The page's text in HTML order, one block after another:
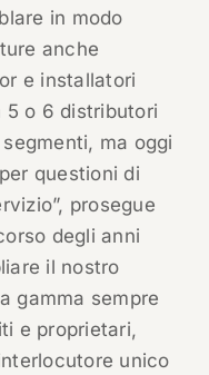
in modo
anche
e installatori
o 6 distributori
ma oggi
questioni di
prosegue
degli anni
il nostro
gamma sempre
e proprietari,
unico